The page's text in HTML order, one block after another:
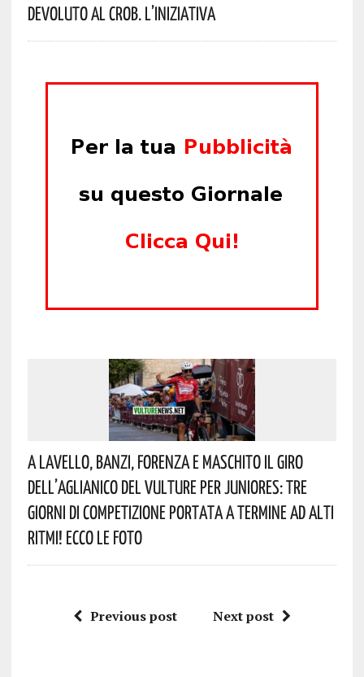
Devoluto Al CROB. L’iniziativa
A Lavello, Banzi, Forenza E Maschito Il Giro
Dell’Aglianico Del Vulture Per Juniores: Tre
Giorni Di Competizione Portata A Termine Ad Alti
Ritmi! Ecco Le Foto
Previous post Next post